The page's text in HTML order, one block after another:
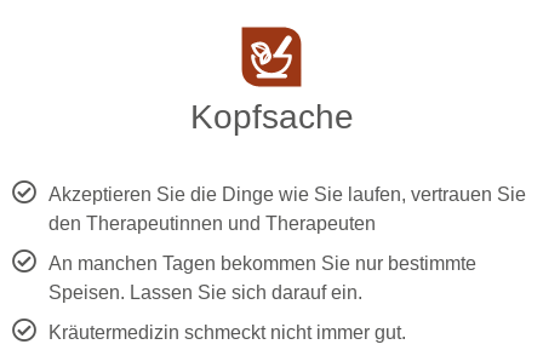
Kopfsache
Akzeptieren Sie die Dinge wie Sie laufen, vertrauen Sie
den Therapeutinnen und Therapeuten
An manchen Tagen bekommen Sie nur bestimmte
Speisen. Lassen Sie sich darauf ein.
Kräutermedizin schmeckt nicht immer gut.